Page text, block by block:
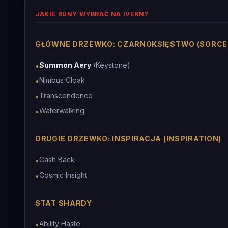
JAKIE RUNY WYBRAĆ NA IVERN?
GŁÓWNE DRZEWKO: CZARNOKSIĘSTWO
•Summon Aery (Keystone)
•Nimbus Cloak
•Transcendence
•Waterwalking
DRUGIE DRZEWKO: INSPIRACJA (INSPIRATION)
•Cash Back
•Cosmic Insight
STAT SHARDY
•Ability Haste